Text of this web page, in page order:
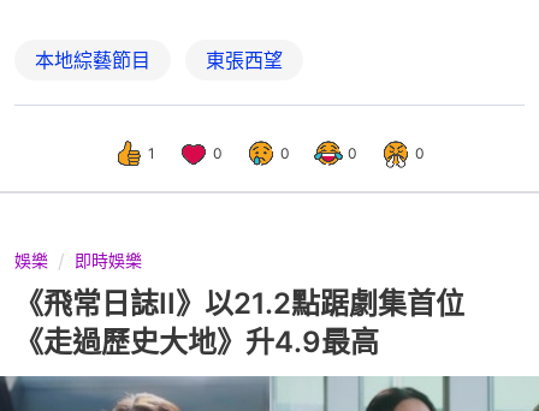
本地綜藝節目 東張西望
1 0 0 0 0
娛樂 即時娛樂
《飛常日誌II》以21.2點踞劇集首位
《走過歷史大地》升4.9最高